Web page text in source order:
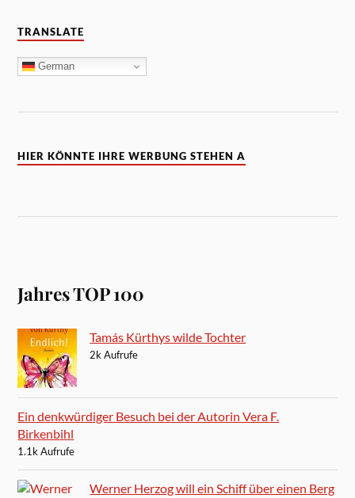
TRANSLATE
German
HIER KÖNNTE IHRE WERBUNG STEHEN A
Jahres TOP 100
Tamás Kürthys wilde Tochter
2k Aufrufe
Ein denkwürdiger Besuch bei der Autorin Vera F.
Birkenbihl
1.1k Aufrufe
Werner Herzog will ein Schiff über einen Berg